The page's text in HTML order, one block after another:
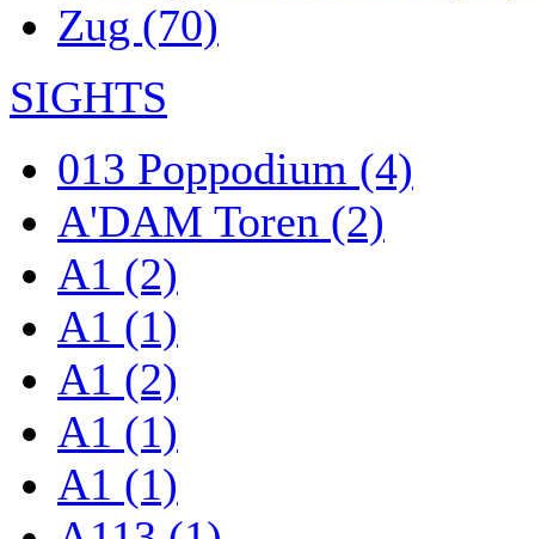
Zug (70)
SIGHTS
013 Poppodium (4)
A'DAM Toren (2)
A1 (2)
A1 (1)
A1 (2)
A1 (1)
A1 (1)